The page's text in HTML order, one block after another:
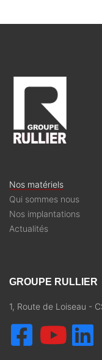
Nos matériels
Qui sommes nous
Nos implantations
Actualités
GROUPE RULLIER
1, Route de Loiseau -